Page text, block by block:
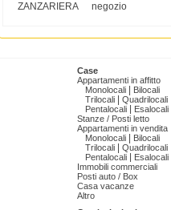
ZANZARIERA
negozio
Case
Appartamenti in affitto
Monolocali
Bilocali
Trilocali
Quadrilocali
Pentalocali
Esalocali
Stanze / Posti letto
Appartamenti in vendita
Monolocali
Bilocali
Trilocali
Quadrilocali
Pentalocali
Esalocali
Immobili commerciali
Posti auto / Box
Casa vacanze
Altro